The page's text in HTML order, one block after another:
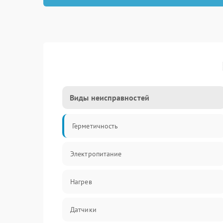
Виды неисправностей
Герметичность
Электропитание
Нагрев
Датчики